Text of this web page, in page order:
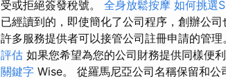
受或拒絕簽發稅號。 全身放鬆按摩 如何挑選
已經讀到的，即使簡化了公司程序，創辦公司
許多服務提供者可以接管公司註冊申請的管理
評估 如果您希望為您的公司財務提供同樣便
關鍵字 Wise。 從羅馬尼亞公司名稱保留和公